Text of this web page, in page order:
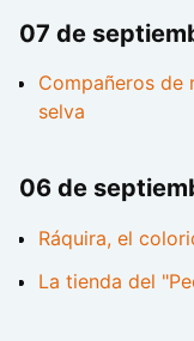
07 de
Compañeros de
selva
06 de
Ráquira, el
La tienda del